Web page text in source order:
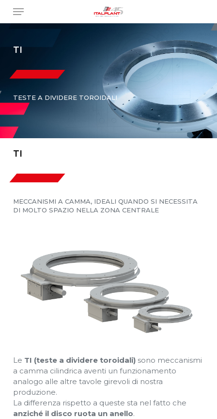
main
Menu
TI
TESTE A DIVIDERE TOROIDALI
TI
MECCANISMI A CAMMA, IDEALI QUANDO SI NECESSITA
DI MOLTO SPAZIO NELLA ZONA CENTRALE
Le TI (teste a dividere toroidali) sono meccanismi
a camma cilindrica aventi un funzionamento
analogo alle altre tavole girevoli di nostra
produzione.
La differenza rispetto a queste sta nel fatto che
anziché il disco ruota un anello.